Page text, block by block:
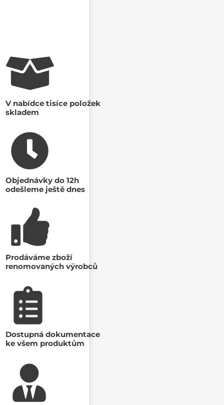
V nabídce tisíce položek
skladem
Objednávky do 12h
odešleme ještě dnes
Prodáváme zboží
renomovaných výrobců
Dostupná dokumentace
ke všem produktům